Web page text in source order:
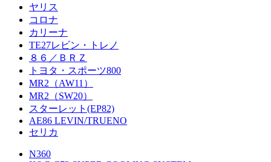
ヤリス
コロナ
カリーナ
TE27レビン・トレノ
８６／ＢＲＺ
トヨタ・スポーツ800
MR2（AW11）
MR2（SW20）
スターレット(EP82)
AE86 LEVIN/TRUENO
セリカ
N360